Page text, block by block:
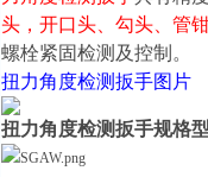
头， 开口头、勾头、管
螺栓紧固检测及控制。
扭力角度检测扳手图片
扭力角度检测扳手规格